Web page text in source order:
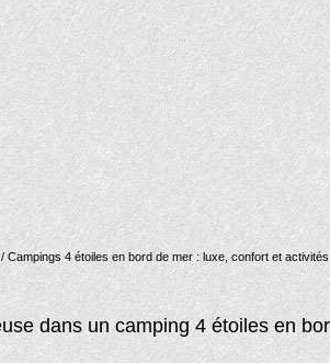
/ Campings 4 étoiles en bord de mer : luxe, confort et